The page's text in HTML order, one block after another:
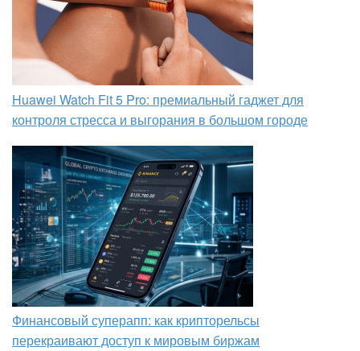
Huawei Watch Fit 5 Pro: премиальный гаджет для
контроля стресса и выгорания в большом городе
Финансовый суперапп: как крипторельсы
перекраивают доступ к мировым биржам